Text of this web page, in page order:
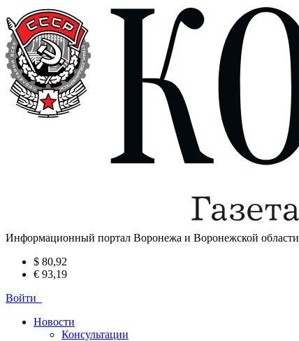
Информационный портал Воронежа и Воронежской области
$ 80,92
€ 93,19
Войти
Новости
Консультации